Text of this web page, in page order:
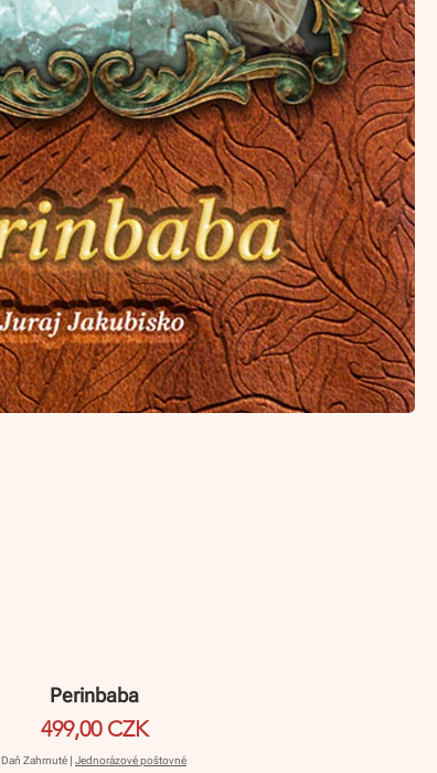
Perinbaba
Cena
499,00 CZK
Daň Zahrnuté | Jednorázové poštovné